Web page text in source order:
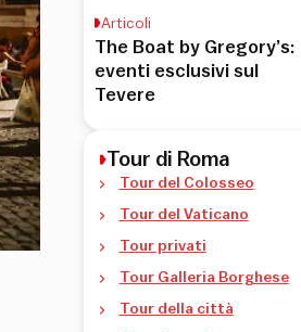
Articoli
The Boat by Gregory’s:
eventi esclusivi sul
Tevere
Tour di Roma
Tour del Colosseo
Tour del Vaticano
Tour privati
Tour Galleria Borghese
Tour della città